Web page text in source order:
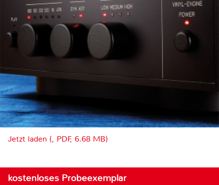
Jetzt laden (, PDF, 6.68 MB)
kostenloses Probeexemplar